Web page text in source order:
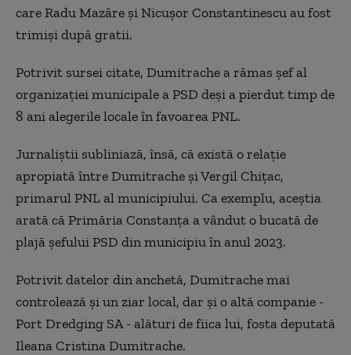
care Radu Mazăre și Nicușor Constantinescu au fost
trimiși după gratii.
Potrivit sursei citate, Dumitrache a rămas șef al
organizației municipale a PSD deși a pierdut timp de
8 ani alegerile locale în favoarea PNL.
Jurnaliștii subliniază, însă, că există o relație
apropiată între Dumitrache și Vergil Chițac,
primarul PNL al municipiului. Ca exemplu, aceștia
arată că Primăria Constanța a vândut o bucată de
plajă șefului PSD din municipiu în anul 2023.
Potrivit datelor din anchetă, Dumitrache mai
controlează și un ziar local, dar și o altă companie -
Port Dredging SA - alături de fiica lui, fosta deputată
Ileana Cristina Dumitrache.